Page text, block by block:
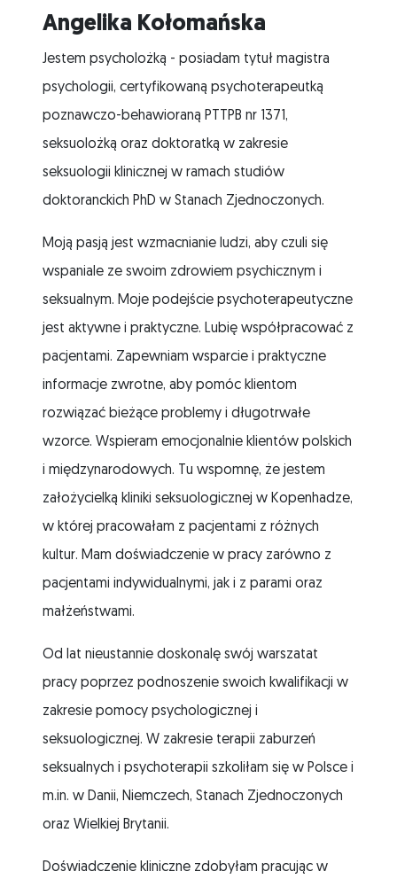
Angelika Kołomańska
Jestem psycholożką - posiadam tytuł magistra
psychologii, certyfikowaną psychoterapeutką
poznawczo-behawioraną PTTPB nr 1371,
seksuolożką oraz doktoratką w zakresie
seksuologii klinicznej w ramach studiów
doktoranckich PhD w Stanach Zjednoczonych.
Moją pasją jest wzmacnianie ludzi, aby czuli się
wspaniale ze swoim zdrowiem psychicznym i
seksualnym. Moje podejście psychoterapeutyczne
jest aktywne i praktyczne. Lubię współpracować z
pacjentami. Zapewniam wsparcie i praktyczne
informacje zwrotne, aby pomóc klientom
rozwiązać bieżące problemy i długotrwałe
wzorce. Wspieram emocjonalnie klientów polskich
i międzynarodowych. Tu wspomnę, że jestem
założycielką kliniki seksuologicznej w Kopenhadze,
w której pracowałam z pacjentami z różnych
kultur. Mam doświadczenie w pracy zarówno z
pacjentami indywidualnymi, jak i z parami oraz
małżeństwami.
Od lat nieustannie doskonalę swój warszatat
pracy poprzez podnoszenie swoich kwalifikacji w
zakresie pomocy psychologicznej i
seksuologicznej. W zakresie terapii zaburzeń
seksualnych i psychoterapii szkoliłam się w Polsce i
m.in. w Danii, Niemczech, Stanach Zjednoczonych
oraz Wielkiej Brytanii.
Doświadczenie kliniczne zdobyłam pracując w